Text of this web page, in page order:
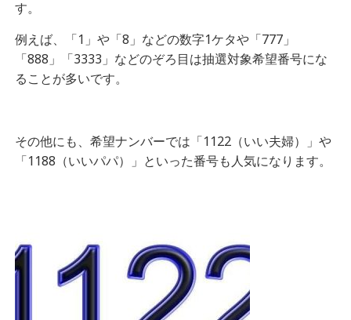
す。
例えば、
「1」や「8」などの数字1ケタや「777」
「888」「3333」などのぞろ目は抽選対象希望番号にな
ることが多いです。
その他にも、希望ナンバーでは 「1122（いい夫婦）」や
「1188（いいパパ）」といった番号も人気になります。